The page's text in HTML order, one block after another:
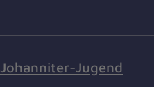
Johanniter-Jugend